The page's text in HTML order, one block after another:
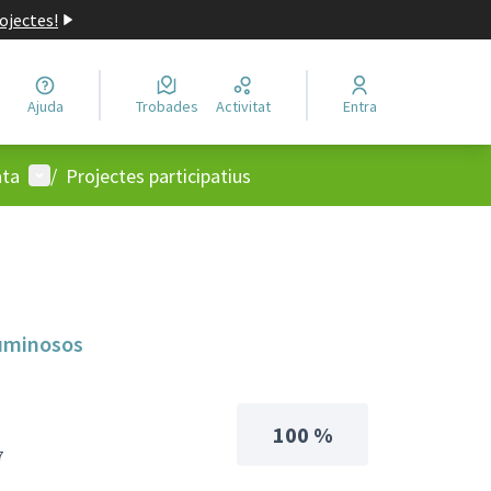
Ajuda Trobades Activitat Entra
Menú d'usuari
/ Projectes participatius
100 %